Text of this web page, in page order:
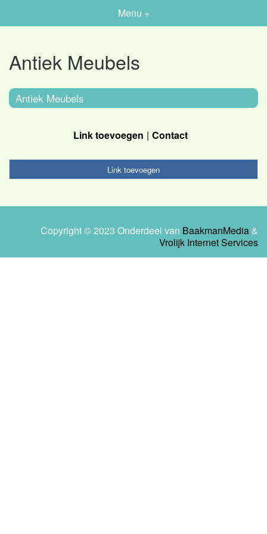
Menu +
Antiek Meubels
Antiek Meubels
Link toevoegen Contact
Link toevoegen
Copyright © 2023 Onderdeel van BaakmanMedia &
Vrolijk Internet Services